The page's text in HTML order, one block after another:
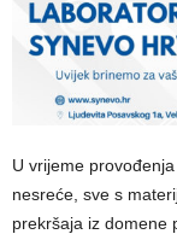
U vrijeme
nesreće, sve s
prekršaja iz domene